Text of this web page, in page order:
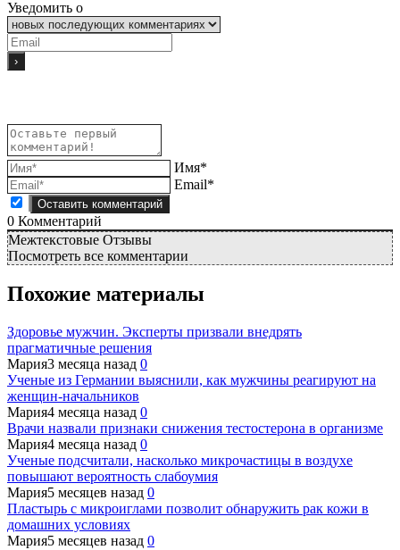
Уведомить о
Имя*
Email*
0 Комментарий
Межтекстовые Отзывы
Посмотреть все комментарии
Похожие материалы
Здоровье мужчин. Эксперты призвали внедрять
прагматичные решения
Мария3 месяца назад 0
Ученые из Германии выяснили, как мужчины реагируют на
женщин-начальников
Мария4 месяца назад 0
Врачи назвали признаки снижения тестостерона в организме
Мария4 месяца назад 0
Ученые подсчитали, насколько микрочастицы в воздухе
повышают вероятность слабоумия
Мария5 месяцев назад 0
Пластырь с микроиглами позволит обнаружить рак кожи в
домашних условиях
Мария5 месяцев назад 0